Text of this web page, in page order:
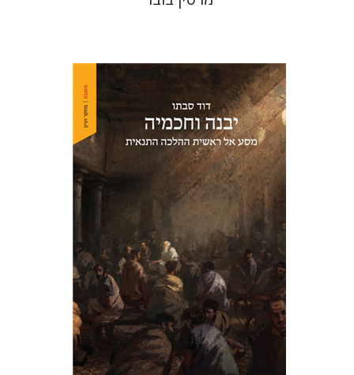
דוד סבתו
הנחת אתר ספר מודפס
$46
$41